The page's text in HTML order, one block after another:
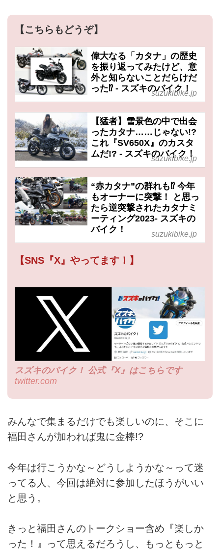
【こちらもどうぞ】
偉大なる「カタナ」の歴史
を振り返ってみたけど、意
外と知らないことだらけだ
った⁉ - スズキのバイク！
suzukibike.jp
【猛者】雪景色の中で出会
ったカタナ……じゃない!?
これ『SV650X』のカスタ
ムだ!? - スズキのバイク！
suzukibike.jp
“赤カタナ”の群れも⁉ 今年
もオーナーに突撃！ と思っ
たら逆突撃されたカタナミ
ーティング2023- スズキの
バイク！
suzukibike.jp
【SNS『X』やってます！】
スズキのバイク！ 公式『X』はこちらです
twitter.com
みんなで集まるだけでも楽しいのに、そこに
福田さんが加われば鬼に金棒!?
今年は行こうかな～どうしようかな～って迷
ってる人、今回は絶対に参加したほうがいい
と思う。
きっと福田さんのトークショー含め『楽しか
った！』って思えるだろうし、もっともっと